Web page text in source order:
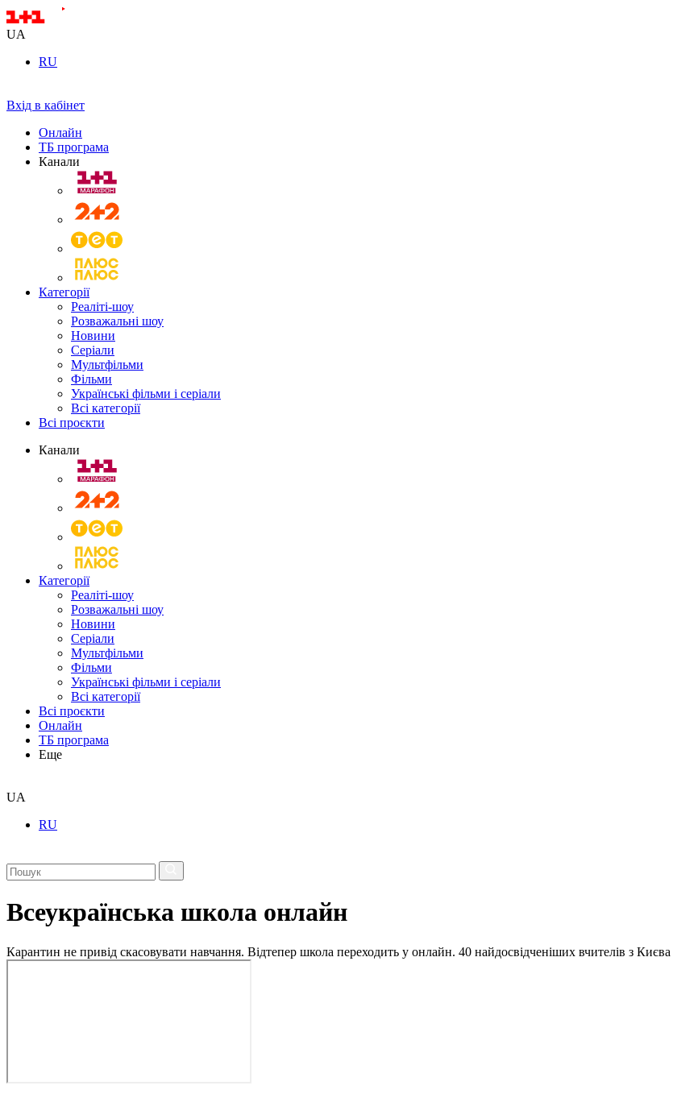
UA
RU
Вхід в кабінет
Онлайн
ТБ програма
Канали
Категорії
Реаліті-шоу
Розважальні шоу
Новини
Серіали
Мультфільми
Фільми
Українські фільми і серіали
Всі категорії
Всі проєкти
Канали
Категорії
Реаліті-шоу
Розважальні шоу
Новини
Серіали
Мультфільми
Фільми
Українські фільми і серіали
Всі категорії
Всі проєкти
Онлайн
ТБ програма
Еще
UA
RU
Всеукраїнська школа онлайн
Карантин не привід скасовувати навчання. Відтепер школа переходить у онлайн. 40 найдосвідченіших вчителів з Києва